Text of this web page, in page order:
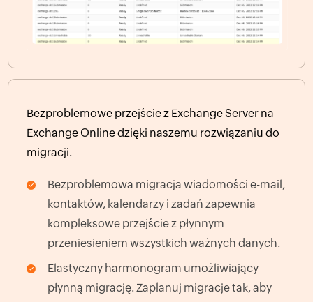
Bezproblemowe przejście z Exchange Server na
Exchange Online dzięki naszemu rozwiązaniu do
migracji.
Bezproblemowa migracja wiadomości e-mail,
kontaktów, kalendarzy i zadań zapewnia
kompleksowe przejście z płynnym
przeniesieniem wszystkich ważnych danych.
Elastyczny harmonogram umożliwiający
płynną migrację. Zaplanuj migracje tak, aby